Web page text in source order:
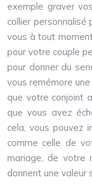
exemple graver
collier personnalisé
vous à tout
pour votre couple
pour donner du
vous remémore
que votre conjoint
que vous avez
cela, vous pouvez
comme celle de
mariage, de votre
donnent une valeur